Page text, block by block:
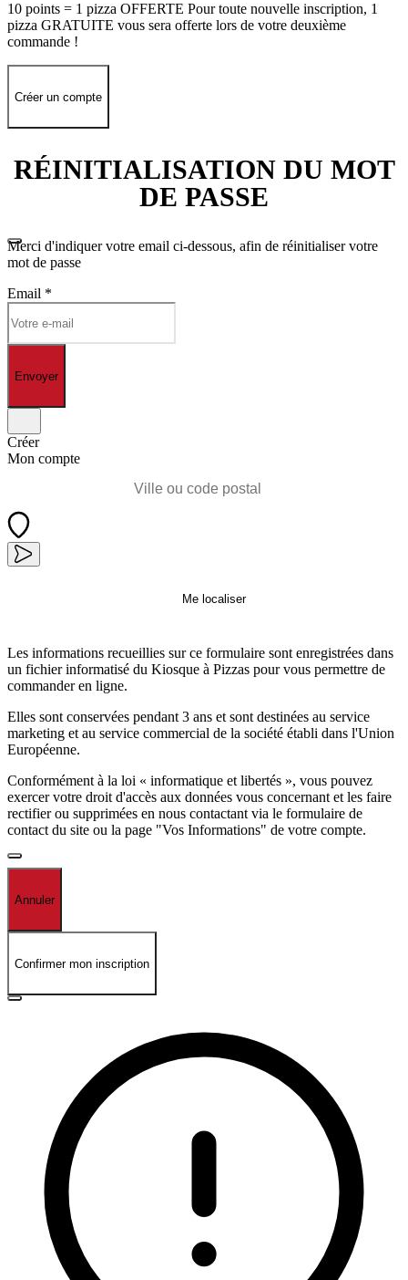
10 points = 1 pizza OFFERTE Pour toute nouvelle inscription, 1
pizza GRATUITE vous sera offerte lors de votre deuxième
commande !
Créer un compte
RÉINITIALISATION DU MOT
DE PASSE
Merci d'indiquer votre email ci-dessous, afin de réinitialiser votre
mot de passe
Email *
Envoyer
Créer
Mon compte
Me localiser
Les informations recueillies sur ce formulaire sont enregistrées dans
un fichier informatisé du Kiosque à Pizzas pour vous permettre de
commander en ligne.
Elles sont conservées pendant 3 ans et sont destinées au service
marketing et au service commercial de la société établi dans l'Union
Européenne.
Conformément à la loi « informatique et libertés », vous pouvez
exercer votre droit d'accès aux données vous concernant et les faire
rectifier ou supprimées en nous contactant via le formulaire de
contact du site ou la page "Vos Informations" de votre compte.
Annuler
Confirmer mon inscription